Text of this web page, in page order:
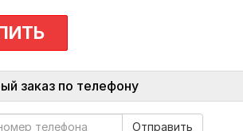
заказ по телефону